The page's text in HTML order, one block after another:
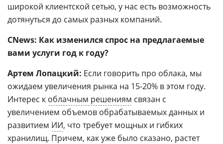
широкой клиентской сетью, у нас есть возможность
дотянуться до самых разных компаний.
CNews: Как изменился спрос на предлагаемые
вами услуги год к году?
Артем Лопацкий: Если говорить про облака, мы
ожидаем увеличения рынка на 15-20% в этом году.
Интерес к облачным решениям связан с
увеличением объемов обрабатываемых данных и
развитием ИИ, что требует мощных и гибких
хранилищ. Причем, как уже было сказано, растет